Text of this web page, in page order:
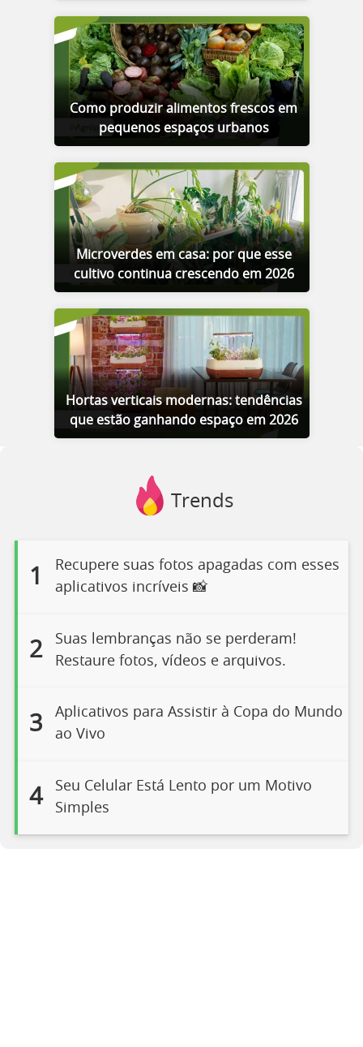
Como produzir alimentos frescos em
pequenos espaços urbanos
Microverdes em casa: por que esse
cultivo continua crescendo em 2026
Hortas verticais modernas: tendências
que estão ganhando espaço em 2026
Trends
1
Recupere suas fotos apagadas com esses
aplicativos incríveis 📸
2
Suas lembranças não se perderam!
Restaure fotos, vídeos e arquivos.
3
Aplicativos para Assistir à Copa do Mundo
ao Vivo
4
Seu Celular Está Lento por um Motivo
Simples